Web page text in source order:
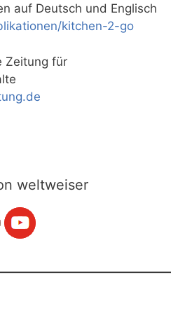
auf Deutsch und Englisch
kitchen-2-go
Zeitung für
weltweiser